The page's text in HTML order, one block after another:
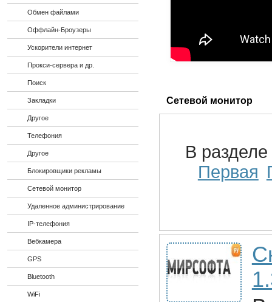
Обмен файлами
Оффлайн-Броузеры
Ускорители интернет
Прокси-сервера и др.
Поиск
Закладки
Другое
Телефония
Другое
Блокировщики рекламы
Сетевой монитор
Удаленное администрирование
IP-телефония
Вебкамера
GPS
Bluetooth
WiFi
Сетевой монитор
В
Первая